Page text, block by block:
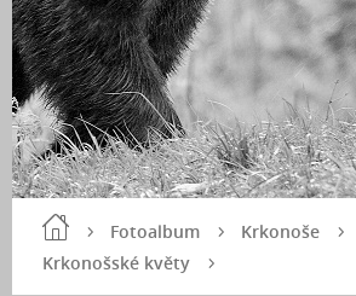
Fotoalbum
Krkonoše
Krkonošské květy